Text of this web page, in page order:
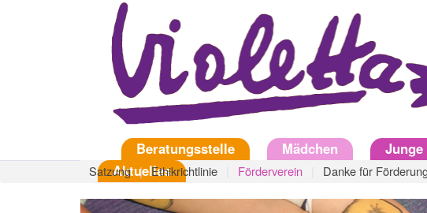
StartseiteBeratungsstelle Mädchen Junge
Satzung Ethikrichtlinie Förderverein Danke für
Aktuelles